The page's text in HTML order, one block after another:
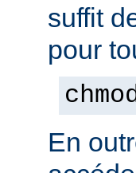
suffit
pour
En